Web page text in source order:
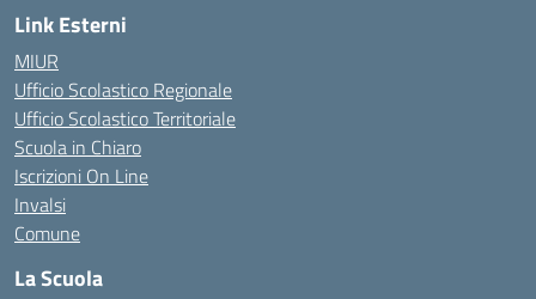
Link Esterni
MIUR
Ufficio Scolastico Regionale
Ufficio Scolastico Territoriale
Scuola in Chiaro
Iscrizioni On Line
Invalsi
Comune
La Scuola